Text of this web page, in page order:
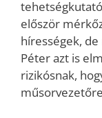
először
hírességek,
Péter azt is
rizikósnak,